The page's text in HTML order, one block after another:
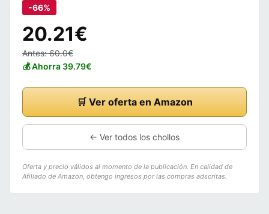
-66%
20.21€
Antes: 60.0€
💰 Ahorra 39.79€
🛒 Ver oferta en Amazon
← Ver todos los chollos
Oferta y precio válidos al momento de la publicación. En calidad de
Afiliado de Amazon, obtengo ingresos por las compras adscritas.